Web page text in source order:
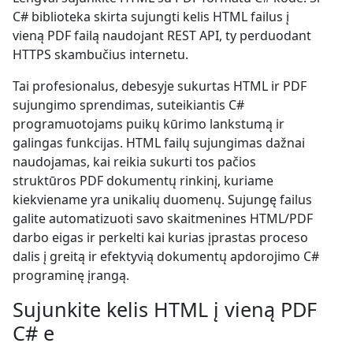
C# biblioteka skirta sujungti kelis HTML failus į
vieną PDF failą naudojant REST API, ty perduodant
HTTPS skambučius internetu.
Tai profesionalus, debesyje sukurtas HTML ir PDF
sujungimo sprendimas, suteikiantis C#
programuotojams puikų kūrimo lankstumą ir
galingas funkcijas. HTML failų sujungimas dažnai
naudojamas, kai reikia sukurti tos pačios
struktūros PDF dokumentų rinkinį, kuriame
kiekviename yra unikalių duomenų. Sujungę failus
galite automatizuoti savo skaitmenines HTML/PDF
darbo eigas ir perkelti kai kurias įprastas proceso
dalis į greitą ir efektyvią dokumentų apdorojimo C#
programinę įrangą.
Sujunkite kelis HTML į vieną PDF
C# e